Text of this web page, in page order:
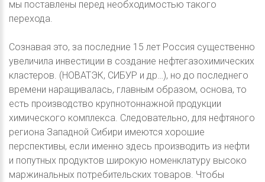
мы поставлены перед необходимостью такого
перехода.
Сознавая это, за последние 15 лет Россия существенно
увеличила инвестиции в создание нефтегазохимических
кластеров. (НОВАТЭК, СИБУР и др…), но до последнего
времени наращивалась, главным образом, основа, то
есть производство крупнотоннажной продукции
химического комплекса. Следовательно, для нефтяного
региона Западной Сибири имеются хорошие
перспективы, если именно здесь производить из нефти
и попутных продуктов широкую номенклатуру высоко
маржинальных потребительских товаров. Чтобы